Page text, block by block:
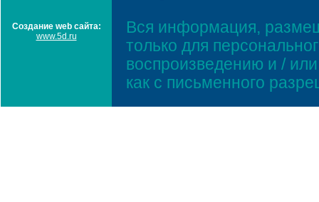
Создание web сайта:
www.5d.ru
Вся информация,
только для
воспроизведению и /
как с письменного